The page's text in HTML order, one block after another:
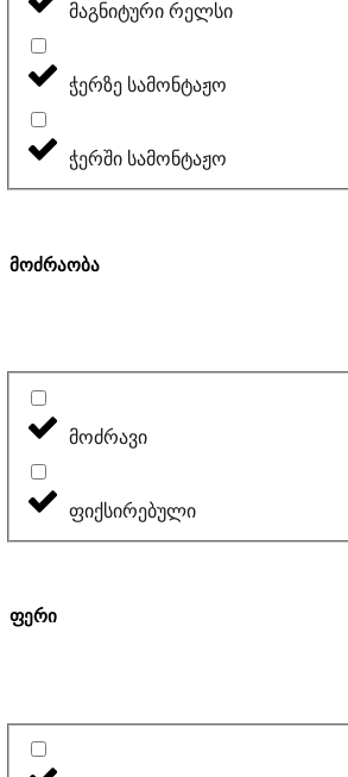
მაგნიტური რელსი
ჭერზე სამონტაჟო
ჭერში სამონტაჟო
მოძრაობა
მოძრავი
ფიქსირებული
ფერი